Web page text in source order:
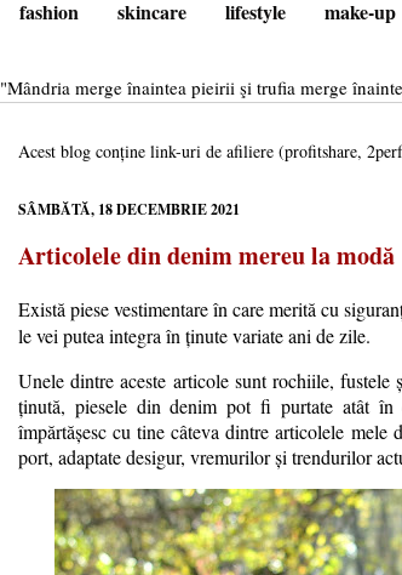
fashion skincare lifestyle make-up
"Mândria merge înaintea pieirii şi trufia merge
Acest blog conține link-uri de afiliere (profitshare,
SÂMBĂTĂ, 18 DECEMBRIE 2021
Articolele din denim mereu la modă
Există piese vestimentare în care merită cu
le vei putea integra în ținute variate ani de zile.
Unele dintre aceste articole sunt rochiile,
ținută, piesele din denim pot fi purtate atât în
împărtășesc cu tine câteva dintre articolele
port, adaptate desigur, vremurilor și trendurilor